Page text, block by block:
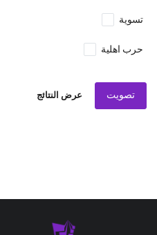
تسوية
حرب اهلية
تصويت عرض النتائج